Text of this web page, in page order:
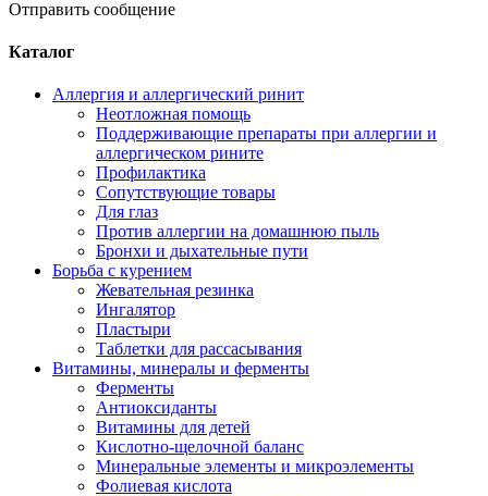
Отправить сообщение
Каталог
Аллергия и аллергический ринит
Неотложная помощь
Поддерживающие препараты при аллергии и
аллергическом рините
Профилактика
Сопутствующие товары
Для глаз
Против аллергии на домашнюю пыль
Бронхи и дыхательные пути
Борьба с курением
Жевательная резинка
Ингалятор
Пластыри
Таблетки для рассасывания
Витамины, минералы и ферменты
Ферменты
Антиоксиданты
Витамины для детей
Кислотно-щелочной баланс
Минеральные элементы и микроэлементы
Фолиевая кислота